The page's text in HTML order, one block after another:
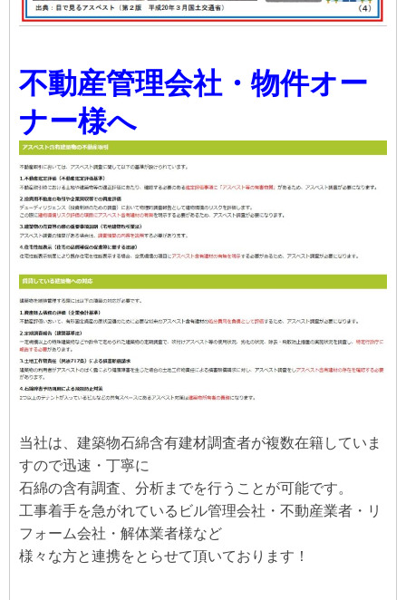
不動産管理会社・物件オー
ナー様へ
当社は、建築物石綿含有建材調査者が複数在籍していま
すので迅速・丁寧に
石綿の含有調査、分析までを行うことが可能です。
工事着手を急がれているビル管理会社・不動産業者・リ
フォーム会社・解体業者様など
様々な方と連携をとらせて頂いております！